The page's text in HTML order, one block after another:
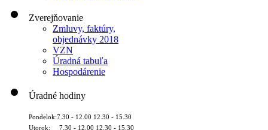
Zverejňovanie
Zmluvy, faktúry,
objednávky 2018
VZN
Úradná tabuľa
Hospodárenie
Úradné hodiny
Pondelok:7.30 - 12.00 12.30 - 15.30
Utorok: 7.30 - 12.00 12.30 - 15.30